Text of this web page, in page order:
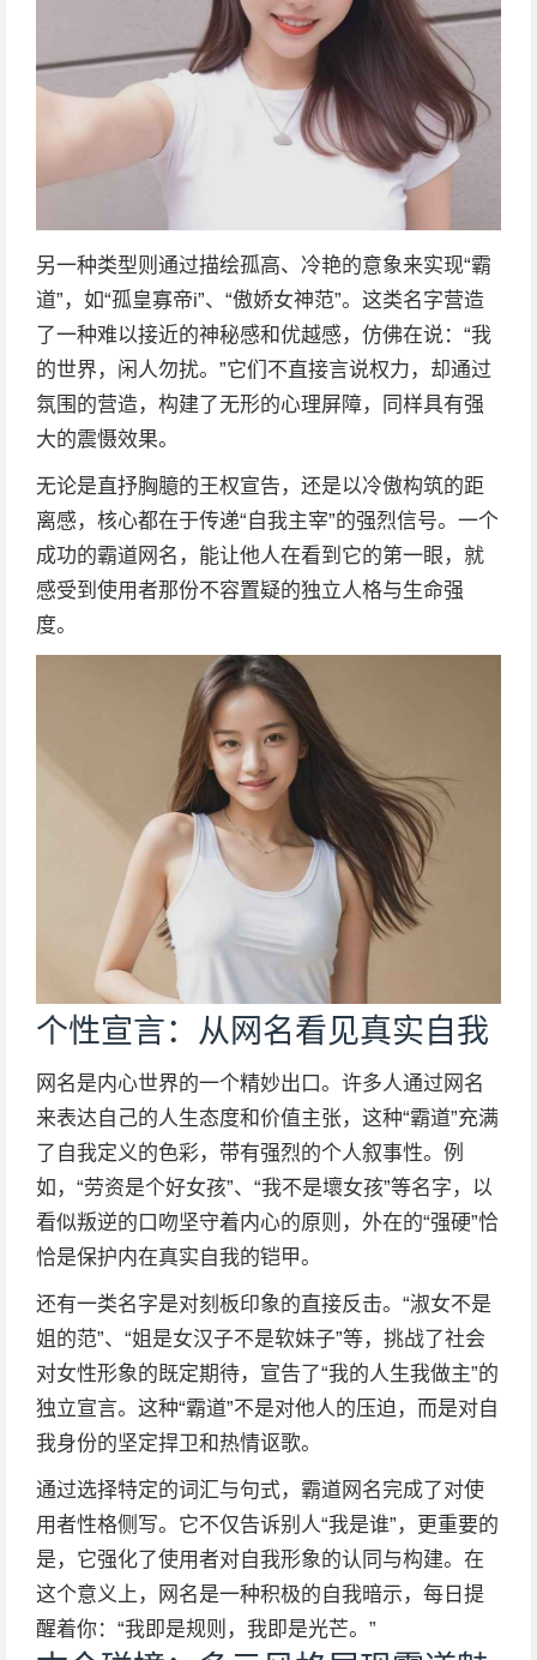
另一种类型则通过描绘孤高、冷艳的意象来实现“霸
道”，如“孤皇寡帝i”、“傲娇女神范”。这类名字营造
了一种难以接近的神秘感和优越感，仿佛在说：“我
的世界，闲人勿扰。”它们不直接言说权力，却通过
氛围的营造，构建了无形的心理屏障，同样具有强
大的震慑效果。
无论是直抒胸臆的王权宣告，还是以冷傲构筑的距
离感，核心都在于传递“自我主宰”的强烈信号。一个
成功的霸道网名，能让他人在看到它的第一眼，就
感受到使用者那份不容置疑的独立人格与生命强
度。
个性宣言：从网名看见真实自我
网名是内心世界的一个精妙出口。许多人通过网名
来表达自己的人生态度和价值主张，这种“霸道”充满
了自我定义的色彩，带有强烈的个人叙事性。例
如，“劳资是个好女孩”、“我不是壞女孩”等名字，以
看似叛逆的口吻坚守着内心的原则，外在的“强硬”恰
恰是保护内在真实自我的铠甲。
还有一类名字是对刻板印象的直接反击。“淑女不是
姐的范”、“姐是女汉子不是软妹子”等，挑战了社会
对女性形象的既定期待，宣告了“我的人生我做主”的
独立宣言。这种“霸道”不是对他人的压迫，而是对自
我身份的坚定捍卫和热情讴歌。
通过选择特定的词汇与句式，霸道网名完成了对使
用者性格侧写。它不仅告诉别人“我是谁”，更重要的
是，它强化了使用者对自我形象的认同与构建。在
这个意义上，网名是一种积极的自我暗示，每日提
醒着你：“我即是规则，我即是光芒。”